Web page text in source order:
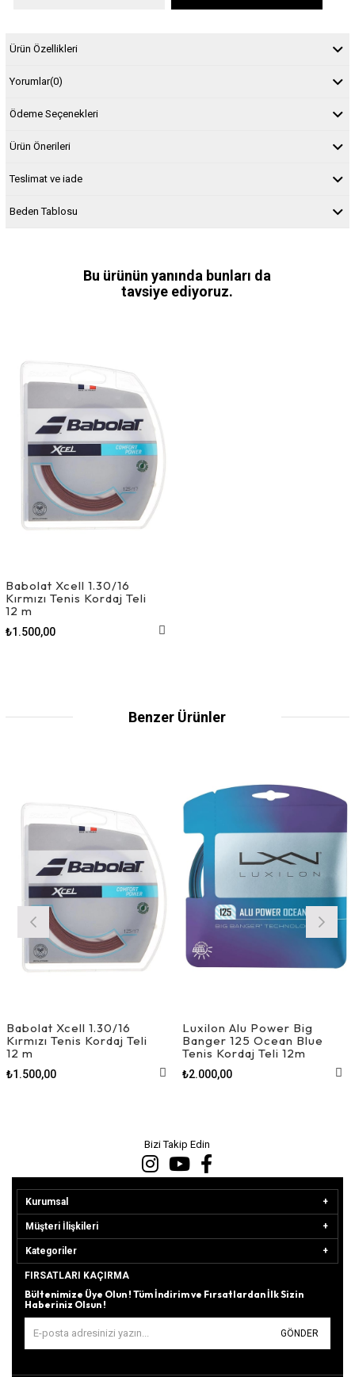
Ürün Özellikleri
Yorumlar(0)
Ödeme Seçenekleri
Ürün Önerileri
Teslimat ve iade
Beden Tablosu
Bu ürünün yanında bunları da
tavsiye ediyoruz.
Babolat Xcell 1.30/16
Kırmızı Tenis Kordaj Teli
12 m
₺1.500,00
Benzer Ürünler
Babolat Xcell 1.30/16
Kırmızı Tenis Kordaj Teli
12 m
₺1.500,00
Luxilon Alu Power Big
Banger 125 Ocean Blue
Tenis Kordaj Teli 12m
₺2.000,00
Bizi Takip Edin
Kurumsal
Müşteri İlişkileri
Kategoriler
FIRSATLARI KAÇIRMA
Bültenimize Üye Olun ! Tüm İndirim ve Fırsatlardan İlk Sizin
Haberiniz Olsun !
GÖNDER